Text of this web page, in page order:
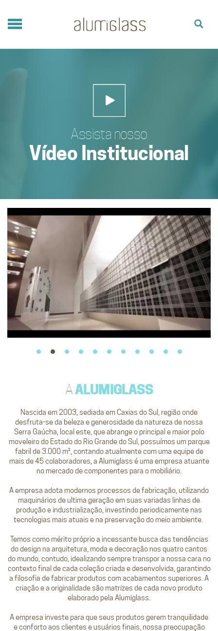
Assista nosso
Vídeo Institucional
AALUMIGLASS
Nascida em 2003, sediada em Caxias do Sul, região onde
desfruta-se da beleza e generosidade da natureza de nossa
Serra Gaúcha, local este, que abrange o principal e maior polo
moveleiro do Estado do Rio Grande do Sul, possuímos um parque
fabril de 3.000 m², contando atualmente com uma equipe de
mais de 45 colaboradores, a Alumiglass é uma empresa atuante
no mercado de componentes para o mobiliário.
A empresa adota modernos processos de fabricação, utilizando
maquinários de ultima geração em suas variadas linhas de
produção e industrialização, investindo periodicamente nas
tecnologias mais atuais e na preservação do meio ambiente.
Temos como mérito próprio a incessante busca das tendências
do design na arquitetura, moda e decoração nos quatro cantos
do mundo, contudo, idealizando sempre transpor a nossa cara no
contexto final de cada coleção criada e desenvolvida, garantindo
a filosofia de fabricar produtos com acabamentos superiores. A
criação e a originalidade são matrizes de cada novo produto
elaborado pela Alumiglass.
A empresa investe para que seus produtos gerem tranquilidade
e conforto aos clientes e usuários finais, nossa preocupação